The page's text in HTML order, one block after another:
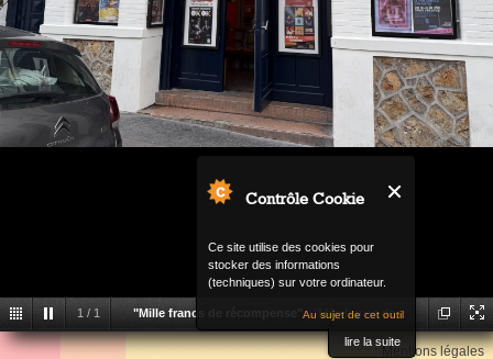
Contrôle Cookie
Ce site utilise des cookies pour
stocker des informations
(techniques) sur votre ordinateur.
Au sujet de cet outil
lire la suite
1 / 1 "Mille francs de récompense" "Mille francs de
récompense"
Back
Mentions légales